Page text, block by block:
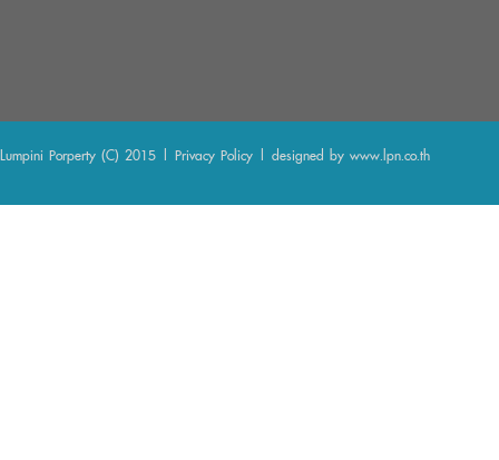
Lumpini Porperty (C) 2015 | Privacy Policy | designed by www.lpn.co.th